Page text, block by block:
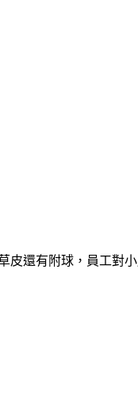
皮還有附球，員工對